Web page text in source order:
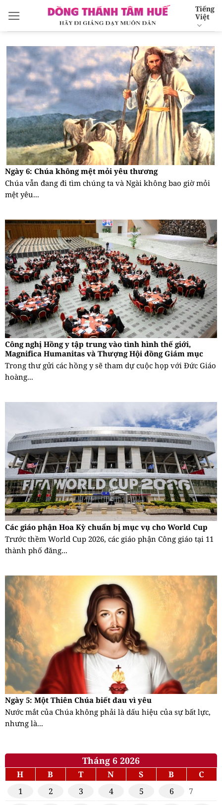
qua
nội
dung
Tiếng
Việt
Ngày 6: Chúa không mệt mỏi yêu thương
Chúa vẫn đang đi tìm chúng ta và Ngài không bao giờ mỏi
mệt yêu...
Công nghị Hồng y tập trung vào tình hình thế giới,
Magnifica Humanitas và Thượng Hội đồng Giám mục
Trong thư gửi các hồng y sẽ tham dự cuộc họp với Đức Giáo
hoàng...
Các giáo phận Hoa Kỳ chuẩn bị mục vụ cho World Cup
Trước thềm World Cup 2026, các giáo phận Công giáo tại 11
thành phố đăng...
Ngày 5: Một Thiên Chúa biết đau vì yêu
Nước mắt của Chúa không phải là dấu hiệu của sự bất lực,
nhưng là...
Tháng 6 2026
H B T N S B
C
1
2 3 4 5 6
7